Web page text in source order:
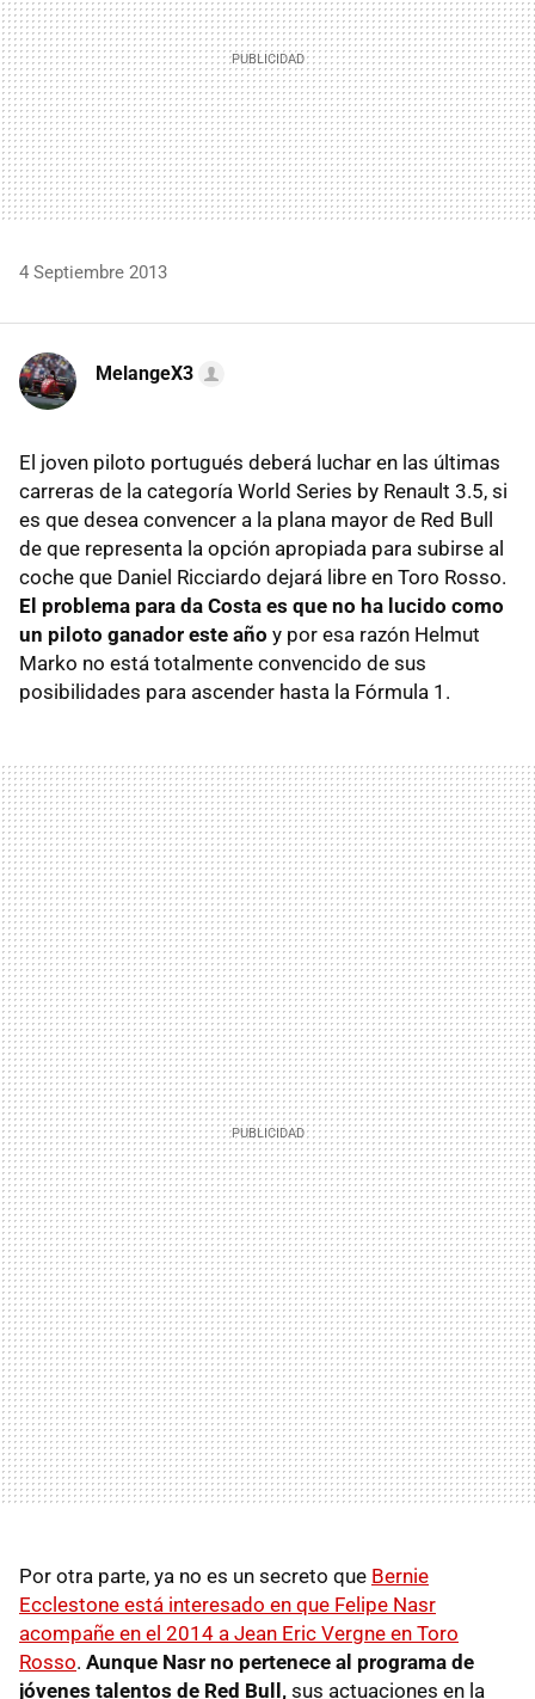
4 Septiembre 2013
MelangeX3
El joven piloto portugués deberá luchar en las últimas
carreras de la categoría World Series by Renault 3.5, si
es que desea convencer a la plana mayor de Red Bull
de que representa la opción apropiada para subirse al
coche que Daniel Ricciardo dejará libre en Toro Rosso.
El problema para da Costa es que no ha lucido como
un piloto ganador este año y por esa razón Helmut
Marko no está totalmente convencido de sus
posibilidades para ascender hasta la Fórmula 1.
Por otra parte, ya no es un secreto que Bernie
Ecclestone está interesado en que Felipe Nasr
acompañe en el 2014 a Jean Eric Vergne en Toro
Rosso. Aunque Nasr no pertenece al programa de
jóvenes talentos de Red Bull, sus actuaciones en la